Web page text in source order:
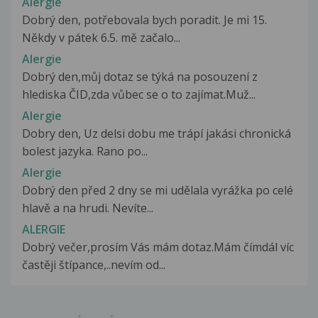
Dobrý den, potřebovala bych poradit. Je mi 15.
Někdy v pátek 6.5. mě začalo...
Alergie
Dobrý den,můj dotaz se týká na posouzení z
hlediska ČID,zda vůbec se o to zajímat.Muž...
Alergie
Dobry den, Uz delsi dobu me trápí jakási chronická
bolest jazyka. Rano po...
Alergie
Dobrý den před 2 dny se mi udělala vyrážka po celé
hlavě a na hrudi. Nevíte...
ALERGIE
Dobrý večer,prosím Vás mám dotaz.Mám čímdál víc
častěji štípance,..nevím od...